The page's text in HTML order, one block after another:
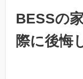
BESSの
際に後悔